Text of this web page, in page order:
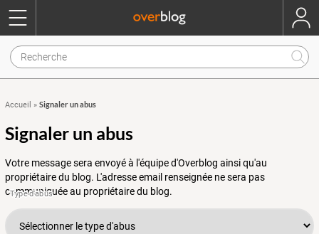
Accueil » Signaler un abus
Signaler un abus
Votre message sera envoyé à l'équipe d'Overblog ainsi qu'au
propriétaire du blog. L'adresse email renseignée ne sera pas
communiquée au propriétaire du blog.